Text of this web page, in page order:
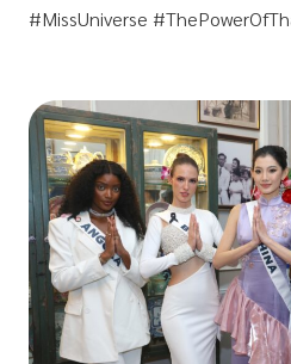
#MissUniverse